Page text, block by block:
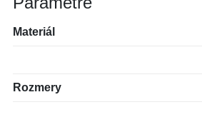
Materiál
Rozmery